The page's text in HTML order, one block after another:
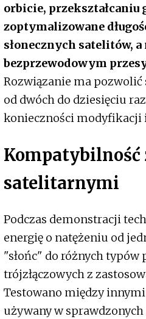
orbicie, przekształcaniu
zoptymalizowane
słonecznych satelitów,
bezprzewodowym
Rozwiązanie ma
od dwóch do dziesięciu
konieczności modyfikacji
Kompatybilność
satelitarnymi
Podczas demonstracji
energię o natężeniu od
"słońc" do różnych
trójzłączowych z
Testowano między
używany w